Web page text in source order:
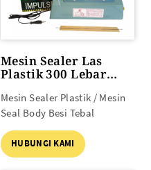
Mesin Sealer Las
Plastik 300 Lebar
Mesin Sealer Plastik / Mesin
Seal Body Besi Tebal
HUBUNGI KAMI